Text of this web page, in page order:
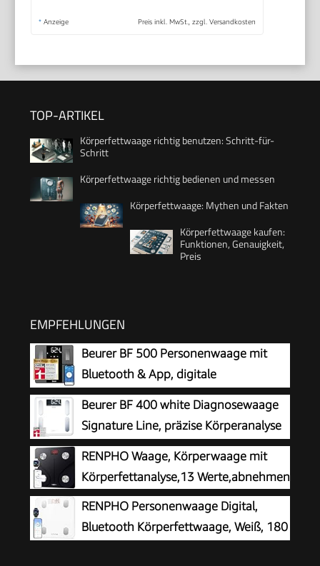
* Anzeige Preis inkl. MwSt., zzgl. Versandkosten
TOP-ARTIKEL
Körperfettwaage richtig benutzen: Schritt-für-
Schritt
Körperfettwaage richtig bedienen und messen
Körperfettwaage: Mythen und Fakten
Körperfettwaage kaufen:
Funktionen, Genauigkeit,
Preis
EMPFEHLUNGEN
Beurer BF 500 Personenwaage mit
Bluetooth & App, digitale
Körperfettwaage mit Messung von
Körperfett, Muskelanteil, Kalorienbedarf etc., XL-
Display, Datenübertragung zu Apple Health &
co., bis 180 kg
Beurer BF 400 white Diagnosewaage
Signature Line, präzise Körperanalyse
für bis zu 10 Personen, mit extra
großem Invers-LCD-Display, Tragkraft bis 200 kg
RENPHO Waage, Körperwaage mit
Körperfettanalyse,13 Werte,abnehmen
RENPHO Personenwaage Digital,
Bluetooth Körperfettwaage, Weiß, 180